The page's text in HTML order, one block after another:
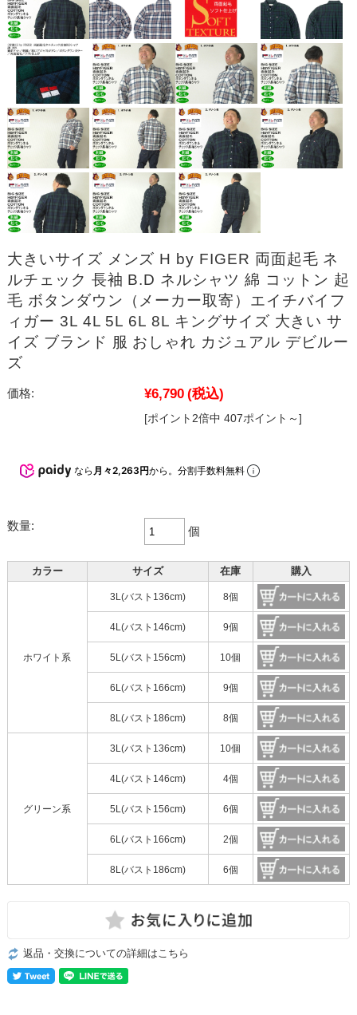
大きいサイズ メンズ H by FIGER 両面起毛 ネ
ルチェック 長袖 B.D ネルシャツ 綿 コットン 起
毛 ボタンダウン（メーカー取寄）エイチバイフ
ィガー 3L 4L 5L 6L 8L キングサイズ 大きい サ
イズ ブランド 服 おしゃれ カジュアル デビルー
ズ
価格: ¥6,790 (税込)
[ポイント2倍中 407ポイント～]
なら 月々2,263円から。分割手数料無料
数量: 個
カラー サイズ 在庫 購入
ホワイト系
3L(バスト136cm) 8個
4L(バスト146cm) 9個
5L(バスト156cm) 10個
6L(バスト166cm) 9個
8L(バスト186cm) 8個
グリーン系
3L(バスト136cm) 10個
4L(バスト146cm) 4個
5L(バスト156cm) 6個
6L(バスト166cm) 2個
8L(バスト186cm) 6個
返品・交換についての詳細はこちら